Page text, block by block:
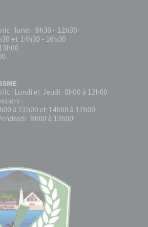
: lundi : 8h30 - 12h30
et 14h30 - 16h30
: Lundi et Jeudi : 8h00 à 12h00
:
à 13h00 et 14h00 à 17h00.
: 8h00 à 13h00